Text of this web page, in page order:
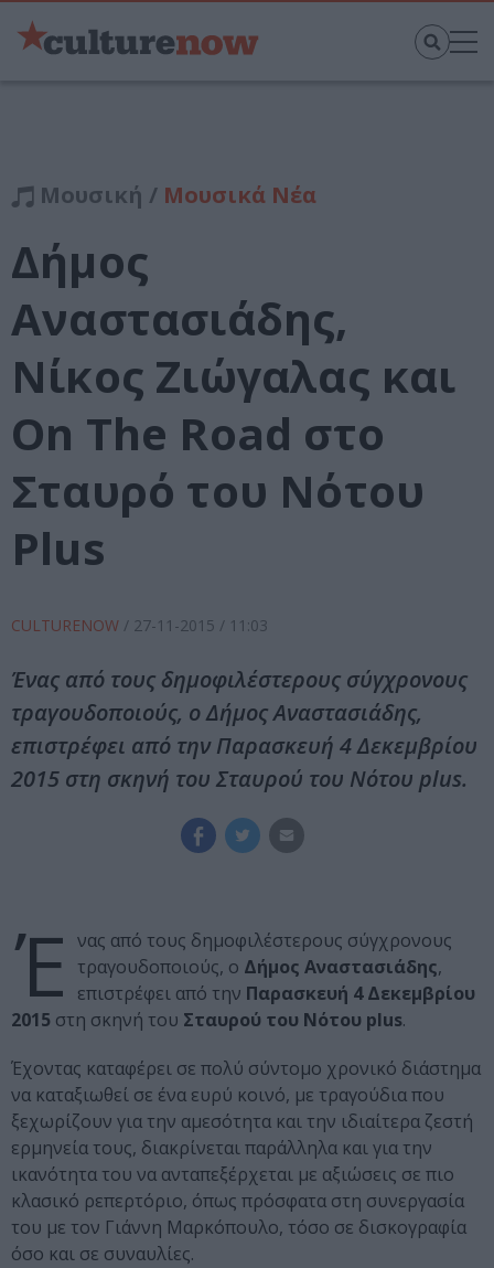
Μουσική / Μουσικά Νέα
Δήμος
Αναστασιάδης,
Νίκος Ζιώγαλας και
Οn The Road στο
Σταυρό του Νότου
Plus
CULTURENOW / 27-11-2015 / 11:03
Ένας από τους δημοφιλέστερους σύγχρονους
τραγουδοποιούς, ο Δήμος Αναστασιάδης,
επιστρέφει από την Παρασκευή 4 Δεκεμβρίου
2015 στη σκηνή του Σταυρού του Νότου plus.
Έ νας από τους δημοφιλέστερους σύγχρονους
τραγουδοποιούς, ο Δήμος Αναστασιάδης,
επιστρέφει από την Παρασκευή 4 Δεκεμβρίου
2015 στη σκηνή του Σταυρού του Νότου plus.
Έχοντας καταφέρει σε πολύ σύντομο χρονικό διάστημα
να καταξιωθεί σε ένα ευρύ κοινό, με τραγούδια που
ξεχωρίζουν για την αμεσότητα και την ιδιαίτερα ζεστή
ερμηνεία τους, διακρίνεται παράλληλα και για την
ικανότητα του να ανταπεξέρχεται με αξιώσεις σε πιο
κλασικό ρεπερτόριο, όπως πρόσφατα στη συνεργασία
του με τον Γιάννη Μαρκόπουλο, τόσο σε δισκογραφία
όσο και σε συναυλίες.